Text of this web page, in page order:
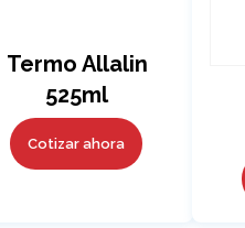
Termo Allalin
525ml
Cotizar ahora